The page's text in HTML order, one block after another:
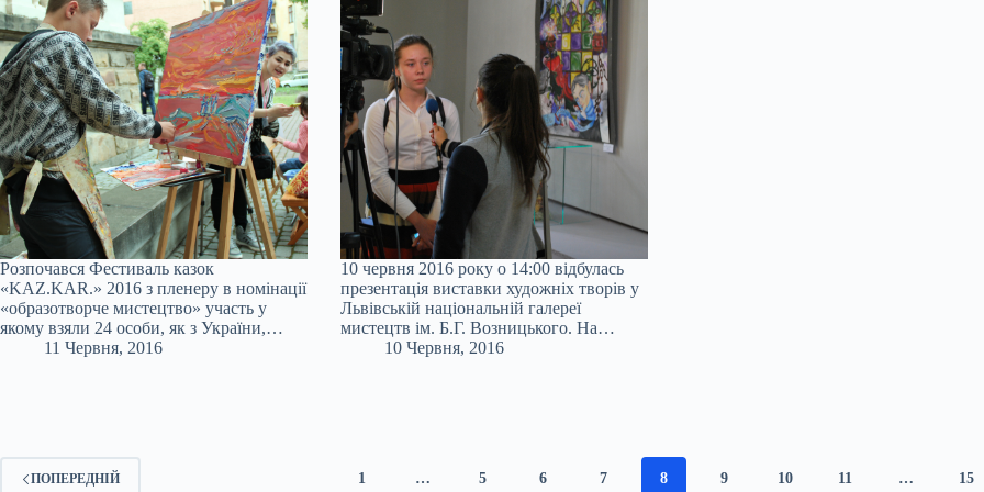
Розпочався Фестиваль казок
«KAZ.KAR.» 2016 з пленеру в номінації
«образотворче мистецтво» участь у
якому взяли 24 особи, як з України,…
11 Червня, 2016
10 червня 2016 року о 14:00 відбулась
презентація виставки художніх творів у
Львівській національній галереї
мистецтв ім. Б.Г. Возницького. На…
10 Червня, 2016
ПОПЕРЕДНІЙ 1 … 5 6 7 8 9 10 11 … 15